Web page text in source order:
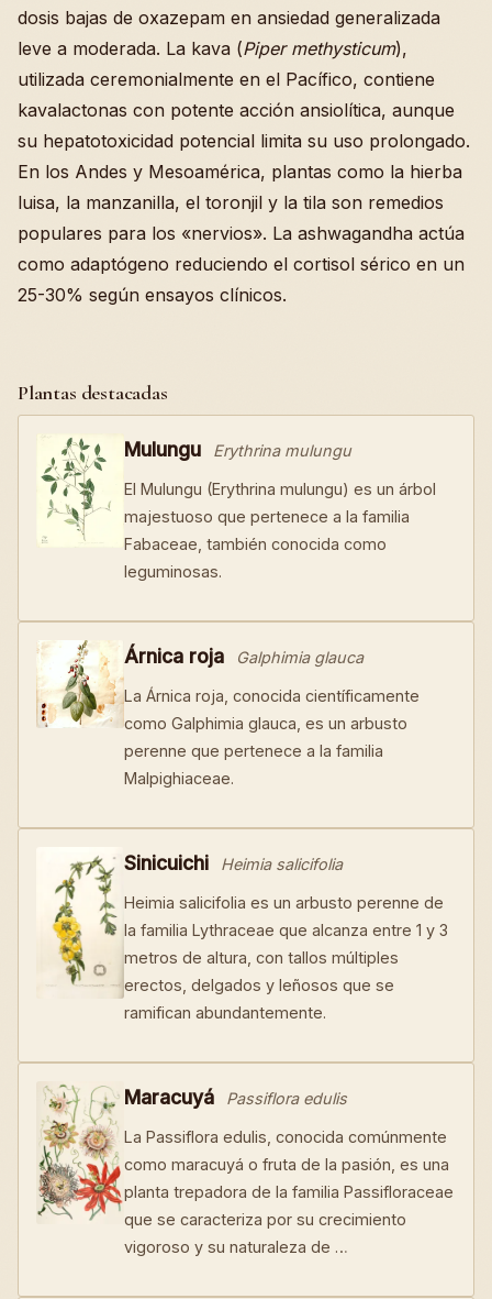
dosis bajas de oxazepam en ansiedad generalizada
leve a moderada. La kava (Piper methysticum),
utilizada ceremonialmente en el Pacífico, contiene
kavalactonas con potente acción ansiolítica, aunque
su hepatotoxicidad potencial limita su uso prolongado.
En los Andes y Mesoamérica, plantas como la hierba
luisa, la manzanilla, el toronjil y la tila son remedios
populares para los «nervios». La ashwagandha actúa
como adaptógeno reduciendo el cortisol sérico en un
25-30% según ensayos clínicos.
Plantas destacadas
Mulungu Erythrina mulungu
El Mulungu (Erythrina mulungu) es un árbol
majestuoso que pertenece a la familia
Fabaceae, también conocida como
leguminosas.
Árnica roja Galphimia glauca
La Árnica roja, conocida científicamente
como Galphimia glauca, es un arbusto
perenne que pertenece a la familia
Malpighiaceae.
Sinicuichi Heimia salicifolia
Heimia salicifolia es un arbusto perenne de
la familia Lythraceae que alcanza entre 1 y 3
metros de altura, con tallos múltiples
erectos, delgados y leñosos que se
ramifican abundantemente.
Maracuyá Passiflora edulis
La Passiflora edulis, conocida comúnmente
como maracuyá o fruta de la pasión, es una
planta trepadora de la familia Passifloraceae
que se caracteriza por su crecimiento
vigoroso y su naturaleza de …